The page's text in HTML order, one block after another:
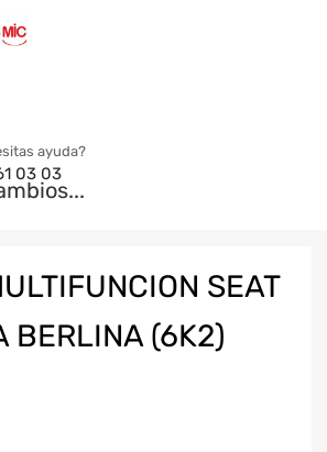
ayuda?
03 03
SEAT
BERLINA (6K2)